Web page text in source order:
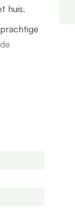
huis.
van
Deze